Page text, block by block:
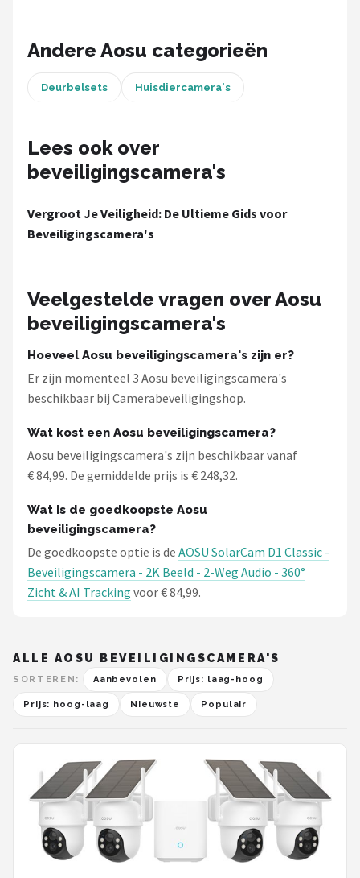
Andere Aosu categorieën
Deurbelsets Huisdiercamera's
Lees ook over
beveiligingscamera's
Vergroot Je Veiligheid: De Ultieme Gids voor
Beveiligingscamera's
Veelgestelde vragen over Aosu
beveiligingscamera's
Hoeveel Aosu beveiligingscamera's zijn er?
Er zijn momenteel 3 Aosu beveiligingscamera's
beschikbaar bij Camerabeveiligingshop.
Wat kost een Aosu beveiligingscamera?
Aosu beveiligingscamera's zijn beschikbaar vanaf
€ 84,99. De gemiddelde prijs is € 248,32.
Wat is de goedkoopste Aosu
beveiligingscamera?
De goedkoopste optie is de AOSU SolarCam D1 Classic -
Beveiligingscamera - 2K Beeld - 2-Weg Audio - 360°
Zicht & AI Tracking voor € 84,99.
ALLE AOSU BEVEILIGINGSCAMERA'S
SORTEREN: Aanbevolen Prijs: laag-hoog
Prijs: hoog-laag Nieuwste Populair